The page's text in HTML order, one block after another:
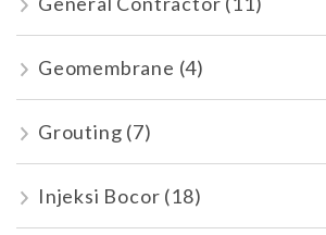
Geomembrane (4)
Grouting (7)
Injeksi Bocor (18)